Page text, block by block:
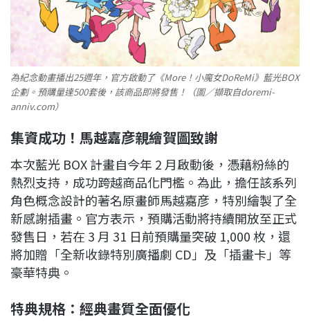
為紀念動畫播出25週年，官方啟動了《More！小魔女DoReMi》藍光BOX
企劃。預購量達500套後，該商品即將發售！（圖／擷取自doremi-
anniv.com）
集資成功！馬越嘉彦親繪賀圖致謝
本次藍光 BOX 計畫自今年 2 月啟動後，憑藉粉絲的
熱烈支持，成功跨越商品化門檻。為此，擔任該系列
角色概念設計的著名原畫師馬越嘉彦，特別繪製了全
新感謝插畫。官方表示，預購活動將持續開放至正式
發售日，若在 3 月 31 日前預購量突破 1,000 枚，還
將加贈「全新收錄特別廣播劇 CD」及「插畫卡」等
豪華特典。
特典規格：經典畫質全面優化